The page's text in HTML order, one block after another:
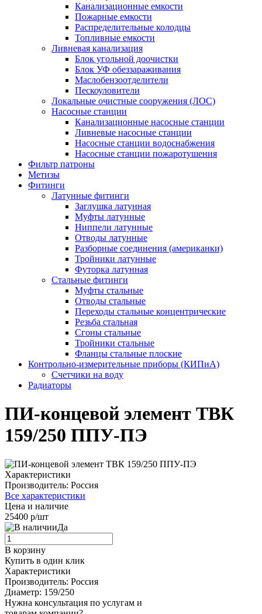
Канализационные емкости
Пожарные емкости
Распределительные колодцы
Топливные емкости
Ливневая канализация
Блок угольной доочистки
Блок УФ обеззараживания
Маслобензоотделители
Пескоуловители
Локальные очистные сооружения (ЛОС)
Насосные станции
Канализационные насосные станции
Ливневые насосные станции
Насосные станции водоснабжения
Насосные станции пожаротушения
Фильтр патроны
Метизы
Фитинги
Латунные фитинги
Заглушка латунная
Муфты латунные
Ниппели латунные
Отводы латунные
Разборные соединения (американки)
Тройники латунные
Футорка латунная
Стальные фитинги
Муфты стальные
Отводы стальные
Переходы стальные концентрические
Резьба стальная
Сгоны стальные
Тройники стальные
Фланцы стальные плоские
Контрольно-измерительные приборы (КИПиА)
Счетчики на воду
Радиаторы
ПИ-концевой элемент ТВК
159/250 ППУ-ПЭ
Характеристики
Производитель: Россия
Все характеристики
Цена и наличие
25400 р/шт
Да
В корзину
Купить в один клик
Характеристики
Производитель: Россия
Диаметр: 159/250
Нужна консультация по услугам и